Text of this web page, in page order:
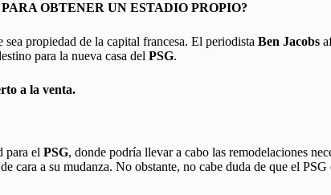
OBTENER UN ESTADIO PROPIO?
propiedad de la capital francesa. El periodista Ben Jacobs
para la nueva casa del PSG.
a la venta.
para el PSG, donde podría llevar a cabo las remodelaciones
cara a su mudanza. No obstante, no cabe duda de que el